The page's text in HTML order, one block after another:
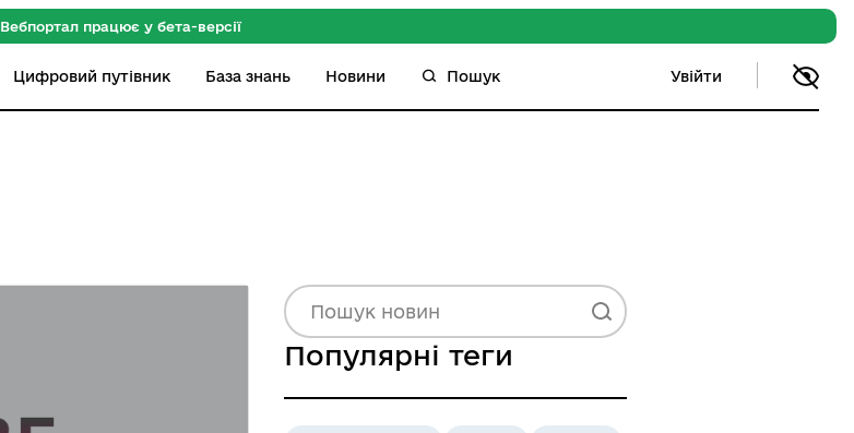
Вебпортал працює у бета-версії
Цифровий путівник База знань Новини Пошук Увійти
Популярні теги